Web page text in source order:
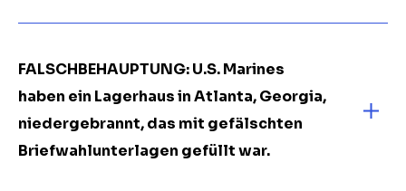
FALSCHBEHAUPTUNG: U.S. Marines
haben ein Lagerhaus in Atlanta, Georgia,
niedergebrannt, das mit gefälschten
Briefwahlunterlagen gefüllt war.